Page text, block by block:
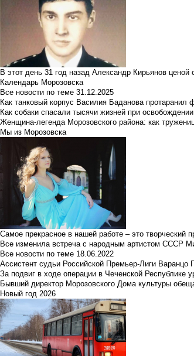
В этот день 31 год назад Александр Кирьянов ценой
Календарь Морозовска
Все новости по теме 31.12.2025
Как танковый корпус Василия Баданова
Как собаки спасали тысячи жизней при
Женщина-легенда Морозовского района: как
Мы из Морозовска
Самое прекрасное в нашей работе – это творческий
Все изменила встреча с народным артистом СССР
Все новости по теме 18.06.2022
Ассистент судьи Российской Премьер-Лиги Варанцо
За подвиг в ходе операции в Чеченской
Бывший директор Морозовского Дома культуры
Новый год 2026